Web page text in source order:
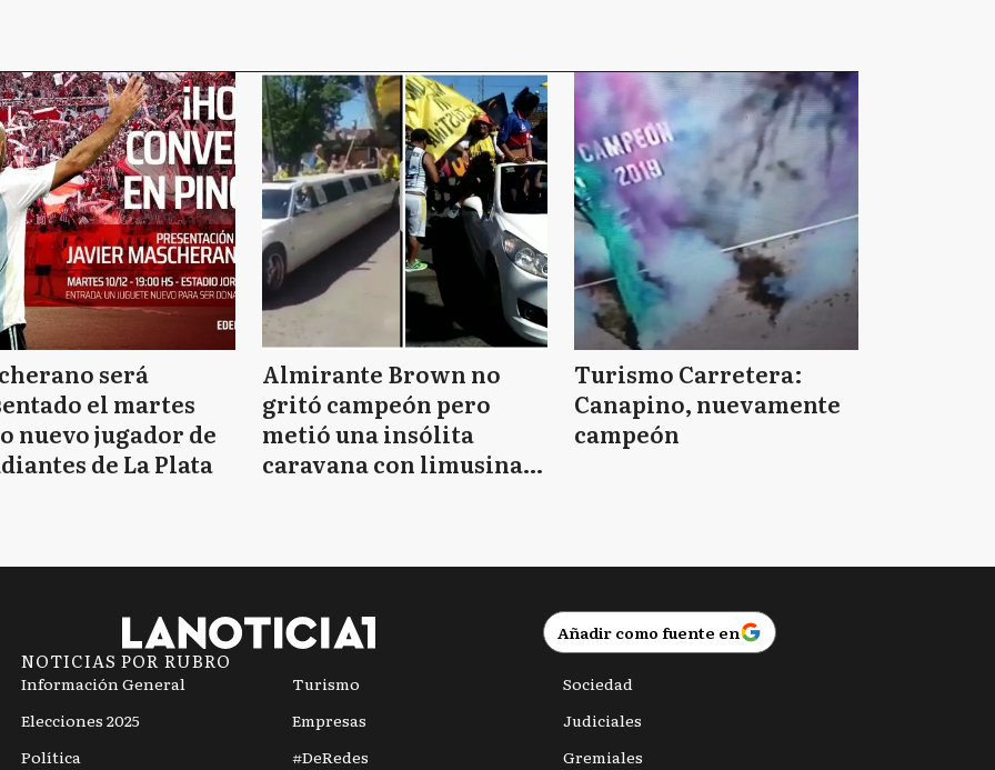
será
el martes
nuevo jugador de
de La Plata
Almirante Brown no
gritó campeón pero
metió una insólita
caravana con limusinas
Turismo Carretera:
Canapino, nuevamente
campeón
Añadir como fuente en
NOTICIAS POR RUBRO
Información General
Elecciones 2025
Política
Turismo
Empresas
#DeRedes
Sociedad
Judiciales
Gremiales